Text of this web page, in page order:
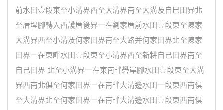
前水田壹段東至小溝界西至大溝界南至大溝及自巳田界北
至厝埕腳轉入西護厝後界一在劉家厝前水田壹段東至陳家
大溝界西至小溝及何家田界南至大路并何家田界北至陳家
田界一在東畔水田壹段東至小溝界西至新耕自己田界南至
自己田界 北至小溝界一在東南畔礐岸腳水田壹段東至大溝
界西南北俱至何家田界一在南畔大溝邊水田一段東西南俱
至大溝界北至何家田界一在南畔大溝邊水田壹段東西南俱